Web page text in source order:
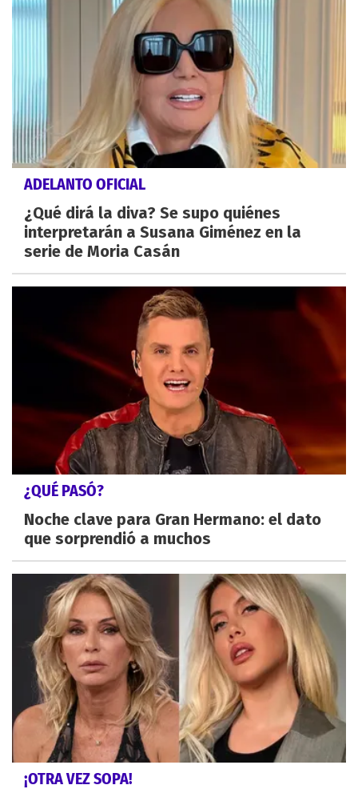
ADELANTO OFICIAL
¿Qué dirá la diva? Se supo quiénes
interpretarán a Susana Giménez en la
serie de Moria Casán
¿QUÉ PASÓ?
Noche clave para Gran Hermano: el dato
que sorprendió a muchos
¡OTRA VEZ SOPA!